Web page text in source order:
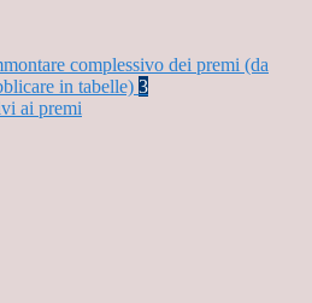
complessivo dei premi (da
in tabelle) 3
ai premi